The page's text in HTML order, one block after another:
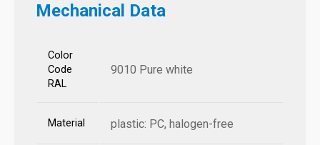
Mechanical Data
Color
Code
RAL
9010 Pure white
Material plastic: PC, halogen-free